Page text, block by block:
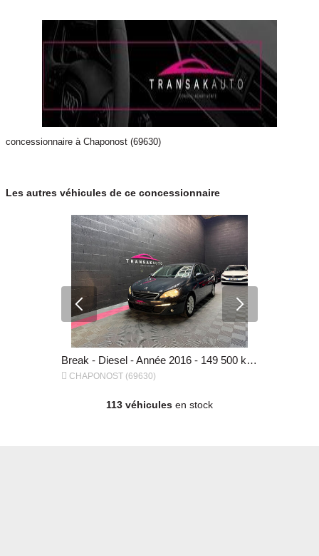
concessionnaire à Chaponost (69630)
Les autres véhicules de ce concessionnaire
Break - Diesel - Année 2016 - 149 500 km, 6 490 €
 CHAPONOST (69630)
113 véhicules en stock